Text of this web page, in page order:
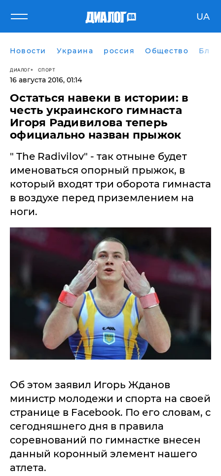
UA
Новости Украина россия Общество
ДИАЛОГ СПОРТ
16 августа 2016, 01:14
Остаться навеки в истории: в
честь украинского гимнаста
Игоря Радивилова теперь
официально назван прыжок
" The Radivilov" - так отныне будет
именоваться опорный прыжок, в
который входят три оборота гимнаста
в воздухе перед приземлением на
ноги.
Об этом заявил Игорь Жданов
министр молодежи и спорта на своей
странице в Facebook. По его словам, с
сегодняшнего дня в правила
соревнований по гимнастке внесен
данный коронный элемент нашего
атлета.